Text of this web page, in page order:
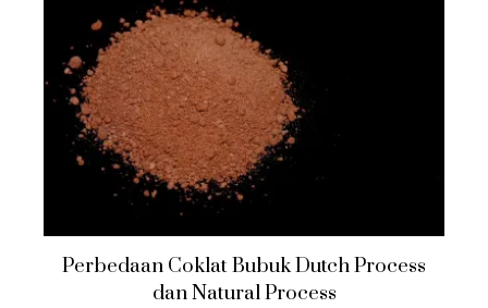
Perbedaan Coklat Bubuk Dutch Process
dan Natural Process